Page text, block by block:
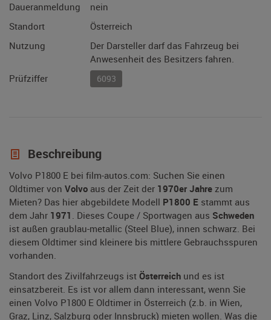
Daueranmeldung
nein
Standort
Österreich
Nutzung
Der Darsteller darf das Fahrzeug bei
Anwesenheit des Besitzers fahren.
Prüfziffer
6093
Beschreibung
Volvo P1800 E bei film-autos.com: Suchen Sie einen
Oldtimer von Volvo aus der Zeit der 1970er Jahre zum
Mieten? Das hier abgebildete Modell P1800 E stammt aus
dem Jahr 1971 . Dieses Coupe / Sportwagen aus Schweden
ist außen graublau-metallic (Steel Blue), innen schwarz. Bei
diesem Oldtimer sind kleinere bis mittlere Gebrauchsspuren
vorhanden.
Standort des Zivilfahrzeugs ist Österreich und es ist
einsatzbereit. Es ist vor allem dann interessant, wenn Sie
einen Volvo P1800 E Oldtimer in Österreich (z.b. in Wien,
Graz, Linz, Salzburg oder Innsbruck) mieten wollen. Was die